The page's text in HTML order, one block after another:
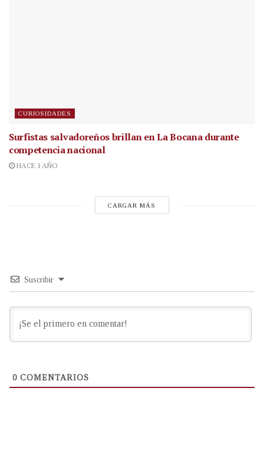
CURIOSIDADES
Surfistas salvadoreños brillan en La Bocana durante
competencia nacional
HACE 1 AÑO
CARGAR MÁS
Suscribir
0 COMENTARIOS